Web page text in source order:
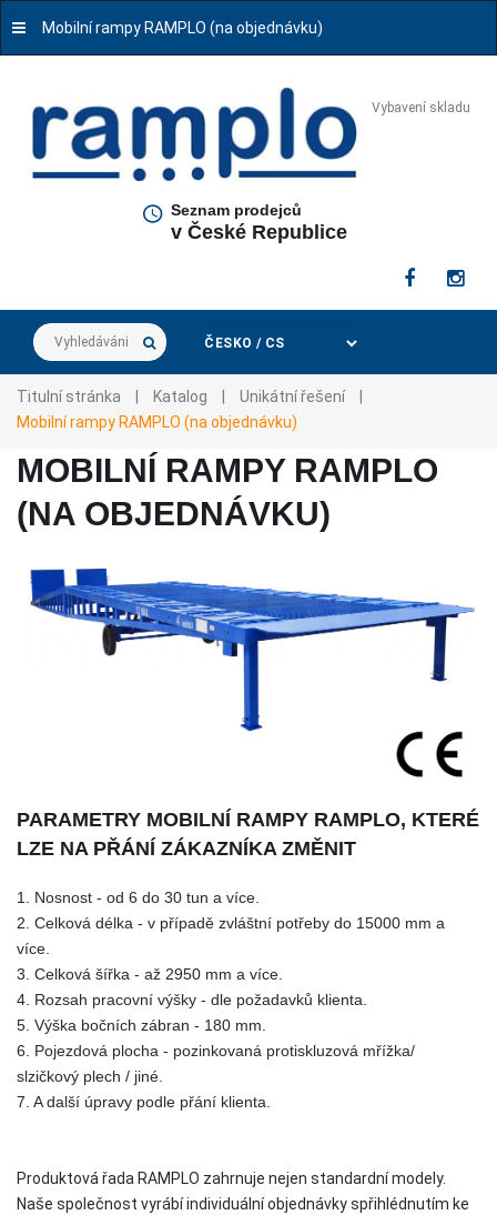
Vybavení skladu
Seznam prodejců
v České Republice
Mobilní rampy RAMPLO (na objednávku)
Vyhledávání...
Titulní stránka Katalog Unikátní řešení
Mobilní rampy RAMPLO (na objednávku)
MOBILNÍ RAMPY RAMPLO
(NA OBJEDNÁVKU)
PARAMETRY MOBILNÍ RAMPY RAMPLO, KTERÉ
LZE NA PŘÁNÍ ZÁKAZNÍKA ZMĚNIT
1. Nosnost - od 6 do 30 tun a více.
2. Celková délka - v případě zvláštní potřeby do 15000 mm a
více.
3. Celková šířka - až 2950 mm a více.
4. Rozsah pracovní výšky - dle požadavků klienta.
5. Výška bočních zábran - 180 mm.
6. Pojezdová plocha - pozinkovaná protiskluzová mřížka/
slzičkový plech / jiné.
7. A další úpravy podle přání klienta.
Produktová řada RAMPLO zahrnuje nejen standardní modely.
Naše společnost vyrábí individuální objednávky spřihlédnutím ke